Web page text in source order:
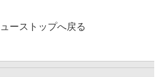
ーストップへ戻る